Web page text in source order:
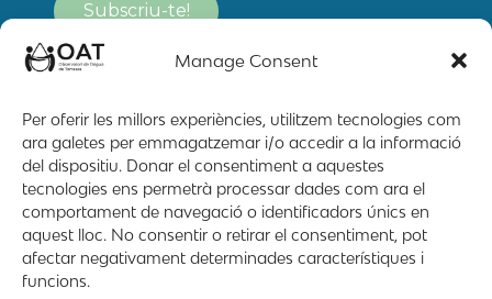
Manage Consent
Per oferir les millors experiències, utilitzem tecnologies com
ara galetes per emmagatzemar i/o accedir a la informació
del dispositiu. Donar el consentiment a aquestes
tecnologies ens permetrà processar dades com ara el
comportament de navegació o identificadors únics en
aquest lloc. No consentir o retirar el consentiment, pot
afectar negativament determinades característiques i
funcions.